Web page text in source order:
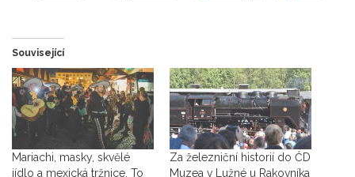
Související
Mariachi, masky, skvělé
jídlo a mexická tržnice. To
Za železniční historií do ČD
Muzea v Lužné u Rakovníka